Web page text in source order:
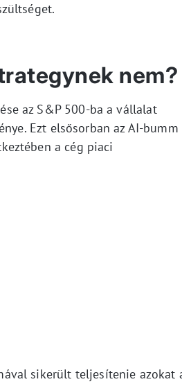
nem?
az S&P 500-ba a vállalat
Ezt elsősorban az AI-bumm
a cég piaci
sikerült teljesítenie azokat